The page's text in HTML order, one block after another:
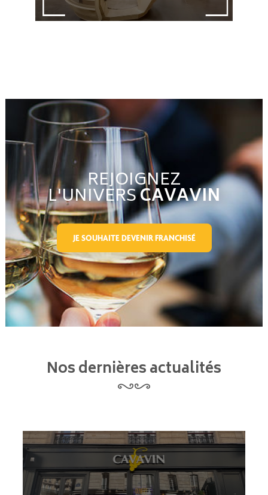
REJOIGNEZ
L'UNIVERSCAVAVIN
JE SOUHAITE DEVENIR FRANCHISÉ
Nos dernières actualités